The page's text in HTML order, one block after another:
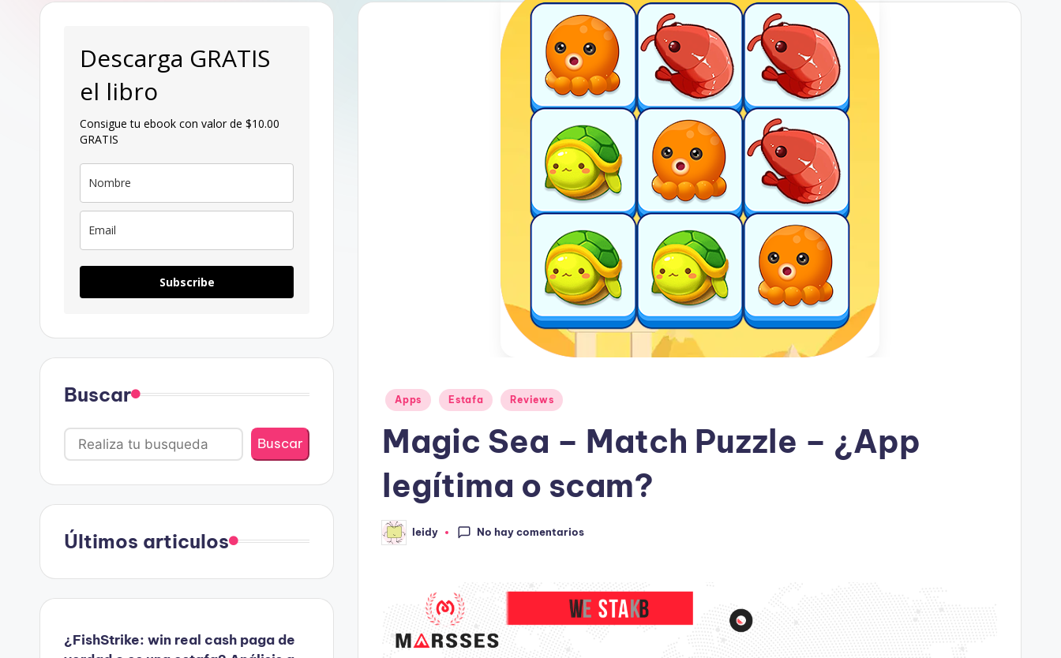
Publicado
Apps Estafa Reviews
Magic Sea – Match Puzzle – ¿App
legítima o scam?
Publicado
por
leidy No hay comentarios
Descarga GRATIS
el libro
Consigue tu ebook con valor de $10.00
GRATIS
Subscribe
Buscar
Buscar
Últimos articulos
¿FishStrike: win real cash paga de